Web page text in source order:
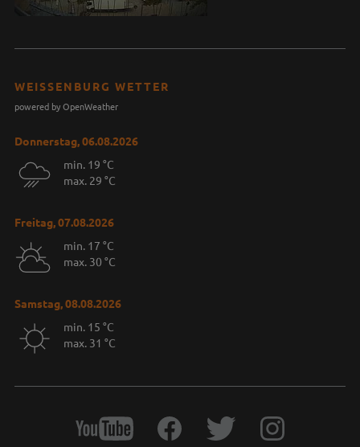
WEISSENBURG WETTER
powered by OpenWeather
Donnerstag, 06.08.2026
min. 19 °C
max. 29 °C
Freitag, 07.08.2026
min. 17 °C
max. 30 °C
Samstag, 08.08.2026
min. 15 °C
max. 31 °C